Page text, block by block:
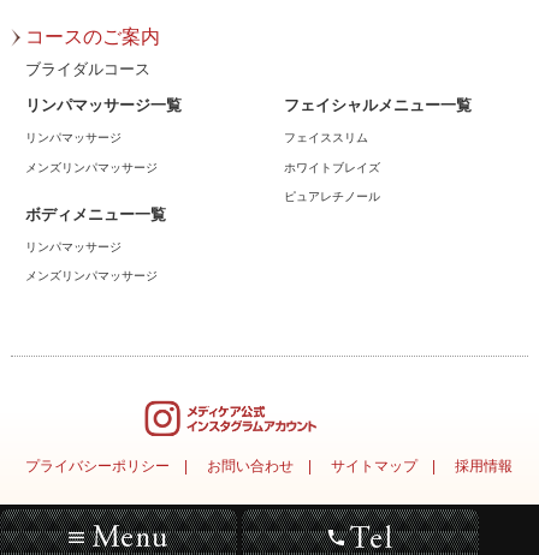
2023年5月
2023年4月
2023年3月
2023年2月
2022年11月
2022年8月
2022年7月
コースのご案内
ブライダルコース
リンパマッサージ一覧
リンパマッサージ
メンズリンパマッサージ
フェイシャルメニュー一覧
フェイススリム
ホワイトブレイズ
ピュアレチノール
ボディメニュー一覧
リンパマッサージ
メンズリンパマッサージ
プライバシーポリシー お問い合わせ サイトマップ 採用情報
Copyright(C)2007-2015 MEDICARE. All rights reserved.